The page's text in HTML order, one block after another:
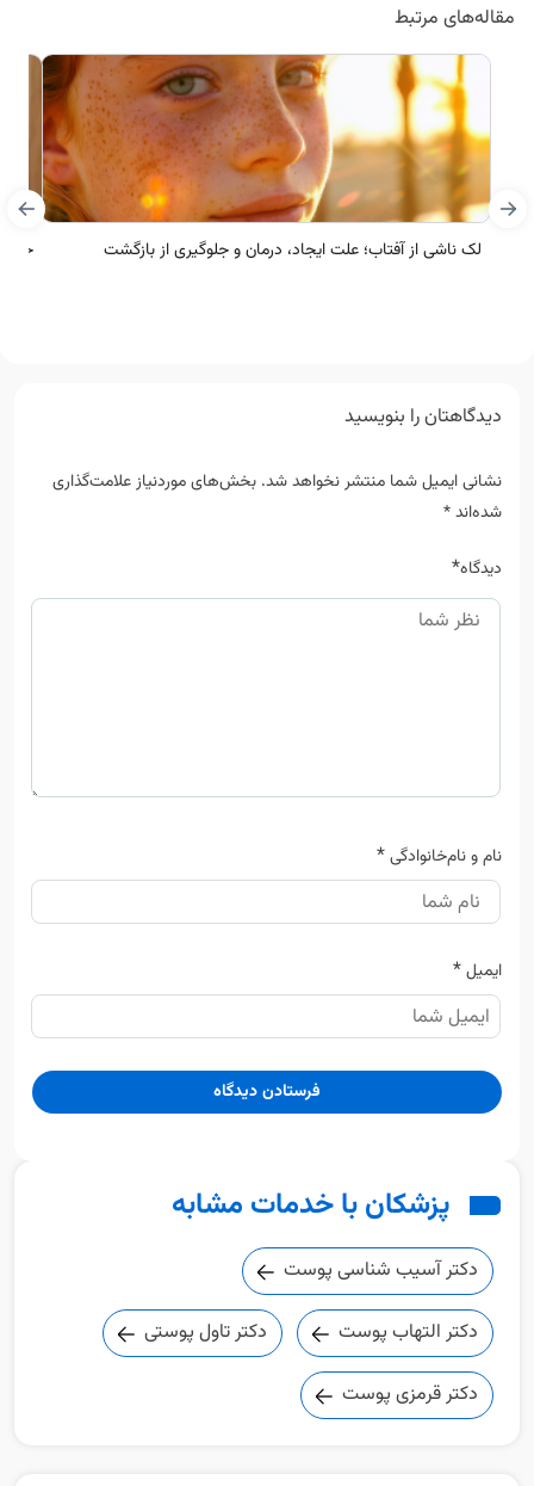
مقاله‌های مرتبط
لک ناشی از آفتاب؛ علت ایجاد، درمان و جلوگیری از بازگشت خط
دیدگاهتان را بنویسید
نشانی ایمیل شما منتشر نخواهد شد. بخش‌های موردنیاز علامت‌گذاری
شده‌اند*
دیدگاه*
نام و نام‌خانوادگی*
ایمیل*
پزشکان با خدمات مشابه
دکتر آسیب شناسی پوست
دکتر التهاب پوست دکتر تاول پوستی
دکتر قرمزی پوست